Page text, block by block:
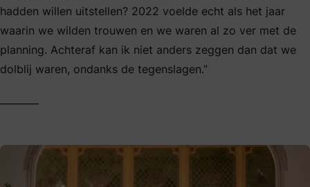
hadden willen uitstellen? 2022 voelde echt als het jaar
waarin we wilden trouwen en we waren al zo ver met de
planning. Achteraf kan ik niet anders zeggen dan dat we
dolblij waren, ondanks de tegenslagen.”